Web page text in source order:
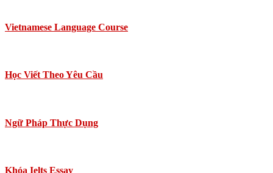
Vietnamese Language Course
Học Viết Theo Yêu Cầu
Ngữ Pháp Thực Dụng
Khóa Ielts Essay